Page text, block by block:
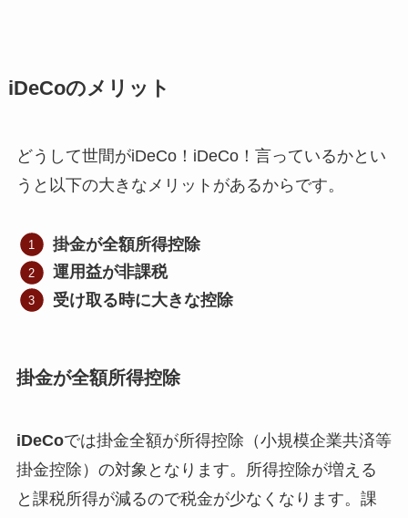
iDeCoのメリット
どうして世間がiDeCo！iDeCo！言っているかとい
うと以下の大きなメリットがあるからです。
掛金が全額所得控除
運用益が非課税
受け取る時に大きな控除
掛金が全額所得控除
iDeCoでは掛金全額が所得控除（小規模企業共済等
掛金控除）の対象となります。所得控除が増える
と課税所得が減るので税金が少なくなります。課